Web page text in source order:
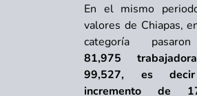
En el mismo
valores de Chiapas,
categoría
81,975
99,527, es
incremento de